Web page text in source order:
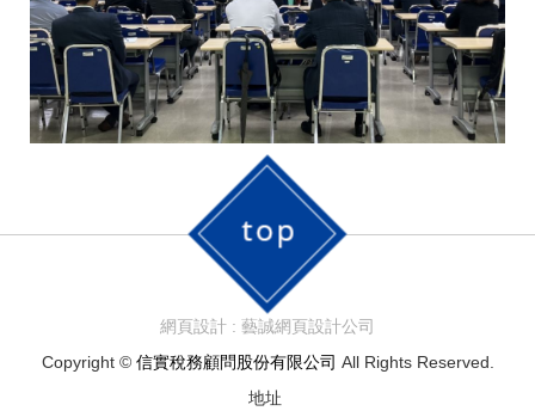
網頁設計 : 藝誠網頁設計公司
Copyright © 信實稅務顧問股份有限公司 All Rights Reserved.
地址